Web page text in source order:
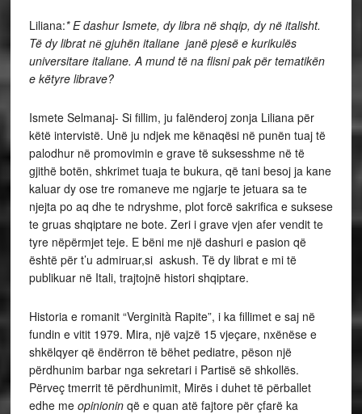
Liliana:* E dashur Ismete, dy libra në shqip, dy në italisht.
Të dy librat nё gjuhën italiane janë pjesë e kurikulës
universitare italiane. A mund të na flisni pak për tematikën
e këtyre librave?
Ismete Selmanaj- Si fillim, ju falënderoj zonja Liliana për
këtë intervistë. Unë ju ndjek me kënaqësi në punën tuaj të
palodhur në promovimin e grave të suksesshme në të
gjithë botën, shkrimet tuaja te bukura, që tani besoj ja kane
kaluar dy ose tre romaneve me ngjarje te jetuara sa te
njejta po aq dhe te ndryshme, plot forcë sakrifica e suksese
te gruas shqiptare ne bote. Zeri i grave vjen afer vendit te
tyre nëpërmjet teje. E bëni me një dashuri e pasion që
është për t’u admiruar,si askush. Të dy librat e mi të
publikuar në Itali, trajtojnë histori shqiptare.
Historia e romanit “Verginità Rapite”, i ka fillimet e saj në
fundin e vitit 1979. Mira, një vajzë 15 vjeçare, nxënëse e
shkëlqyer që ëndërron të bëhet pediatre, pëson një
përdhunim barbar nga sekretari i Partisë së shkollës.
Përveç tmerrit të përdhunimit, Mirës i duhet të përballet
edhe me opinioninqë e quan atë fajtore për çfarë ka